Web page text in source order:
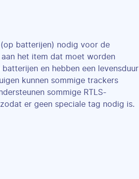
(op batterijen) nodig voor de
het item dat moet worden
en hebben een levensduur
kunnen sommige trackers
sommige RTLS-
er geen speciale tag nodig is.